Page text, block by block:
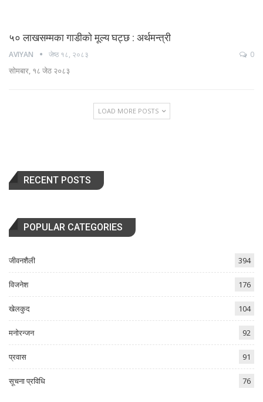
५० लाखसम्मका गाडीकाे मूल्य घट्छ : अर्थमन्त्री
AVIYAN जेष्ठ १८, २०८३ 0
सोमबार, १८ जेठ २०८३
LOAD MORE POSTS
RECENT POSTS
POPULAR CATEGORIES
जीवनशैली 394
विजनेश 176
खेलकुद 104
मनोरन्जन 92
प्रवास 91
सूचना प्रविधि 76